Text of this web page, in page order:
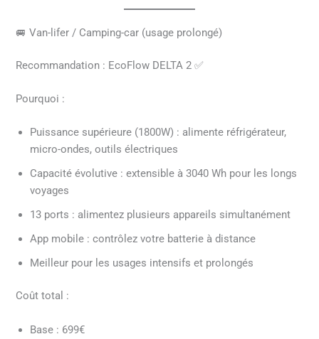
🚐 Van-lifer / Camping-car (usage prolongé)
Recommandation : EcoFlow DELTA 2 ✅
Pourquoi :
Puissance supérieure (1800W) : alimente réfrigérateur,
micro-ondes, outils électriques
Capacité évolutive : extensible à 3040 Wh pour les longs
voyages
13 ports : alimentez plusieurs appareils simultanément
App mobile : contrôlez votre batterie à distance
Meilleur pour les usages intensifs et prolongés
Coût total :
Base : 699€